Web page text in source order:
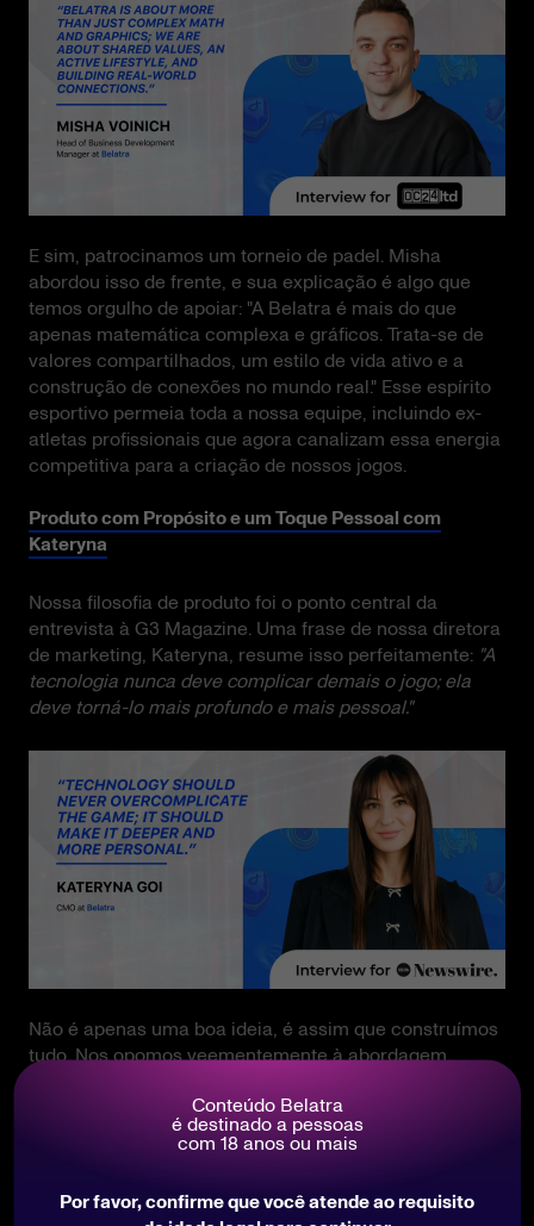
E sim, patrocinamos um torneio de padel. Misha
abordou isso de frente, e sua explicação é algo que
temos orgulho de apoiar: "A Belatra é mais do que
apenas matemática complexa e gráficos. Trata-se de
valores compartilhados, um estilo de vida ativo e a
construção de conexões no mundo real." Esse espírito
esportivo permeia toda a nossa equipe, incluindo ex-
atletas profissionais que agora canalizam essa energia
competitiva para a criação de nossos jogos.
Produto com Propósito e um Toque Pessoal com
Kateryna
Nossa filosofia de produto foi o ponto central da
entrevista à G3 Magazine. Uma frase de nossa diretora
de marketing, Kateryna, resume isso perfeitamente: "A
tecnologia nunca deve complicar demais o jogo; ela
deve torná-lo mais profundo e mais pessoal."
Não é apenas uma boa ideia, é assim que construímos
tudo. Nos opomos veementemente à abordagem
adaptam ao público-alvo. Para a Geração Y, isso
significa mundos imersivos como o nosso
alta velocidade como o Goose Boom Bang. Nossa
Conteúdo Belatra
é destinado a pessoas
com 18 anos ou mais
Por favor, confirme que você atende ao requisito